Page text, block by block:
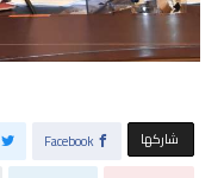
‫‫ شاركها‬ Facebook